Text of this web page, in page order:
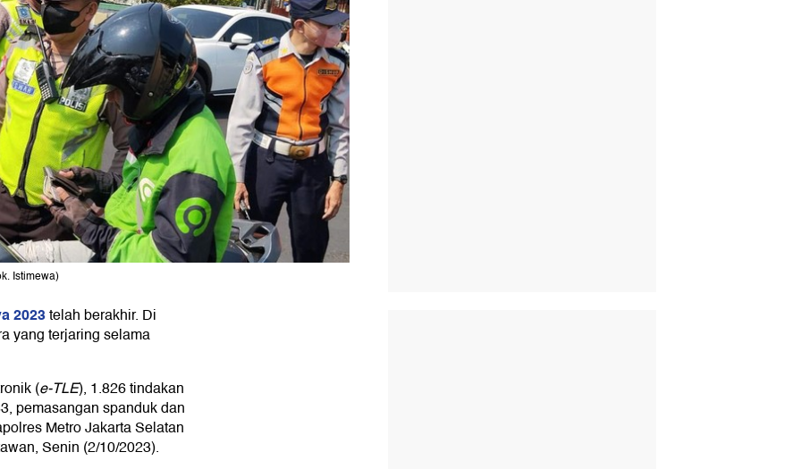
Istimewa)
2023telah berakhir. Di
yang terjaring selama
(e-TLE), 1.826 tindakan
pemasangan spanduk dan
Metro Jakarta Selatan
Senin (2/10/2023).